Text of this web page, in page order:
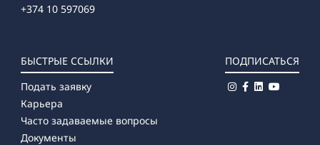
+374 10 597069
БЫСТРЫЕ ССЫЛКИ
Подать заявку
Карьера
Часто задаваемые вопросы
Документы
ПОДПИСАТЬСЯ